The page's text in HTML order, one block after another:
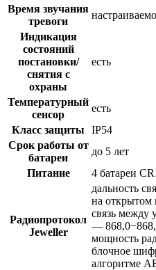
Время звучания
тревоги
Индикация
состояний
постановки/
снятия с
охраны
есть
Температурный
сенсор
есть
Класс защиты
IP54
Срок работы от
батареи
до 5 лет
Питание
4 батареи
Радиопротокол
Jeweller
дальность
на открытом
связь между
—
мощность
блочное
алгоритме